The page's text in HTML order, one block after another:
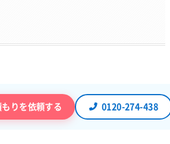
りを依頼する 0120-274-438